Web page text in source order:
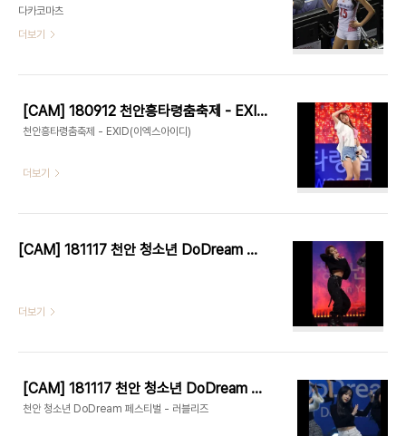
다카코마츠
더보기
[CAM] 180912 천안흥타령춤축제 - EXID(이엑스아이디) by 다카코마츠
천안흥타령춤축제 - EXID(이엑스아이디)
더보기
[CAM] 181117 천안 청소년 DoDream 페스티벌 - 구구단 by 다카코마츠
더보기
[CAM] 181117 천안 청소년 DoDream 페스티벌 - 러블리즈 by 다카코마츠
천안 청소년 DoDream 페스티벌 - 러블리즈